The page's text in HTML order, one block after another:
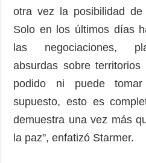
otra vez la posibilidad
Solo en los últimos días
las negociaciones,
absurdas sobre
podido ni puede
supuesto, esto es
demuestra una vez más
la paz", enfatizó Starmer.